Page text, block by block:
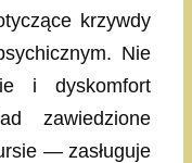
krzywdy
Nie
i dyskomfort
zawiedzione
— zasługuje